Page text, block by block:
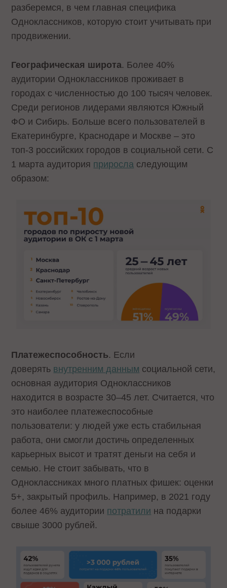
разберемся, в чем главная специфика
Одноклассников, которую стоит учитывать при
продвижении.
Географическая широта. Более 40%
аудитории Одноклассников проживает в
городах с численностью до 100 тысяч человек.
Среди регионов лидерами являются Южный
ФО и Сибирь. Больше всего пользователей в
Екатеринбурге, Краснодаре и Москве – это
топ-3 российских городов в социальной сети. С
1 марта аудитория приросла следующим
образом:
Платежеспособность. Если
доверять внутренним данным социальной сети,
основная аудитория Одноклассников
находится в возрасте 30–45 лет. Считается, что
это наиболее платежеспособные
пользователи: у людей уже есть стабильная
работа, они смогли достичь определенных
карьерных высот и тратят деньги на себя и
семью. Не стоит забывать, что в
Одноклассниках много платных фишек: оценки
5+, закрытый профиль. Например, в 2021 году
более 46% аудитории потратили на подарки
свыше 3000 рублей.